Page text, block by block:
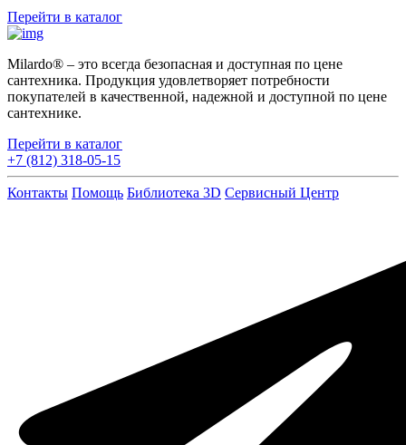
Перейти в каталог
Milardo® – это всегда безопасная и доступная по цене
сантехника. Продукция удовлетворяет потребности
покупателей в качественной, надежной и доступной по цене
сантехнике.
Перейти в каталог
+7 (812) 318-05-15
Контакты Помощь Библиотека 3D Сервисный Центр